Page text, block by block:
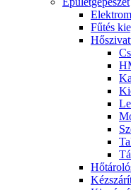
Fűtés